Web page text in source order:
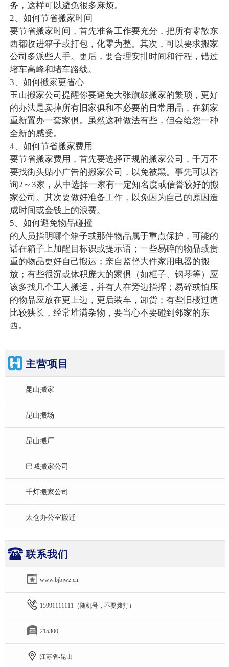
务，这样可以避免很多麻烦。
2、如何节省搬家时间
要节省搬家时间，首先准备工作要充分，把所有零散东
西都收进箱子或打包，化零为整。其次，可以要求搬家
公司多派些人手。更后，要合理安排时间和行程，错过
堵车高峰和堵车路线。
3、如何搬家更省心
玉山搬家公司提醒你要避免大张旗鼓搬家的繁琐，更好
的办法是卖掉所有旧家俱和不必要的日常用品，在新家
重新置办一套家俱。虽然这种做法有些，但会给您一种
全新的感受。
4、如何节省搬家费用
要节省搬家费用，首先要选择正规的搬家公司，千万不
要找街头贴小广告的搬家公司，以免被黑。事先可以咨
询2～3家，从中选择一家有一定知名度或信誉较好的搬
家公司。其次要做好准备工作，以免因为自己的原因造
成时间或金钱上的浪费。
5、如何避免物品碰撞
的人员指明哪个箱子或那件物品属于重点保护，可能的
话在箱子上加醒目标识或提示语；一些易碎的物品或贵
重的物品更好自己搬运；亲自监督大件家用电器的搬
放；有些很沉或体积庞大的家俱（如柜子、钢琴等）应
该多找几个工人搬运，并有人在旁边指挥；易碎或怕压
的物品应放在更上边，更后装车，卸货；有些旧楼过道
比较狭长，经常堆满杂物，要当心不要碰到邻家的东
西。
主营项目
昆山搬家
昆山搬场
昆山搬厂
巴城搬家公司
千灯搬家公司
太仓办公室搬迁
联系我们
www.bjbjwz.cn
15991111111（随机号，不要拨打）
215300
江苏省-昆山